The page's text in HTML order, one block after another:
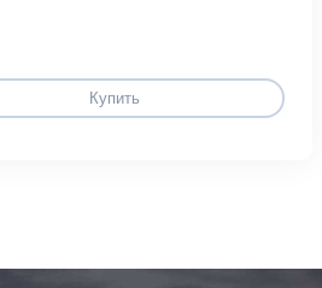
Купить